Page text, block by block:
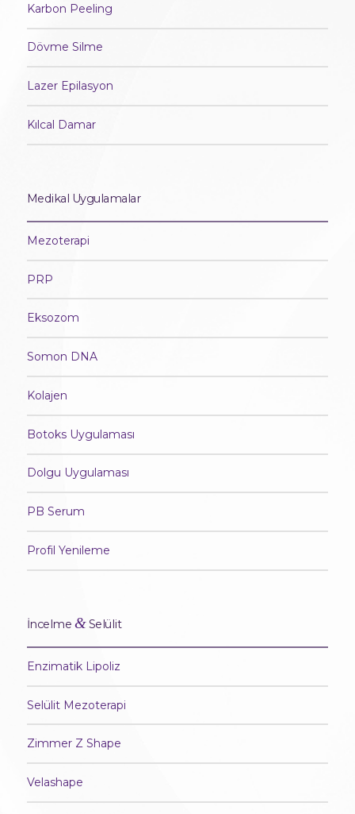
Karbon Peeling
Dövme Silme
Lazer Epilasyon
Kılcal Damar
Medikal Uygulamalar
Mezoterapi
PRP
Eksozom
Somon DNA
Kolajen
Botoks Uygulaması
Dolgu Uygulaması
PB Serum
Profil Yenileme
İncelme &Selülit
Enzimatik Lipoliz
Selülit Mezoterapi
Zimmer Z Shape
Velashape